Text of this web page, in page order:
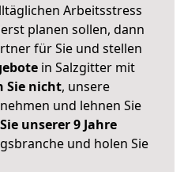
Arbeitsstress
planen sollen, dann
für Sie und stellen
in Salzgitter mit
Sie nicht, unsere
und lehnen Sie
unserer 9 Jahre
und holen Sie